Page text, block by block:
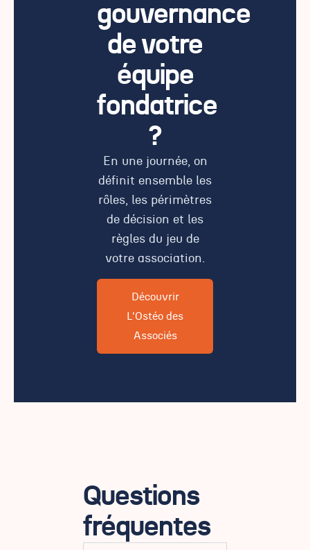
gouvernance
de votre
équipe
fondatrice
?
En une journée, on
définit ensemble les
rôles, les périmètres
de décision et les
règles du jeu de
votre association.
Découvrir
L'Ostéo des
Associés
Questions
fréquentes